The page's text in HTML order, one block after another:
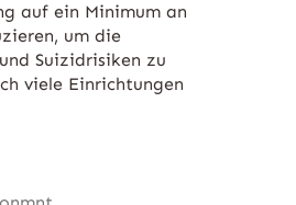
auf ein Minimum an
um die
Suizidrisiken zu
viele Einrichtungen